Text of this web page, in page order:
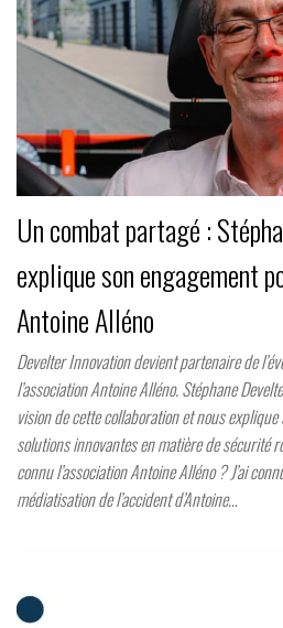
Un combat partagé :
explique son engagement
Antoine Alléno
Develter Innovation devient partenaire de
l’association Antoine Alléno. Stéphane
vision de cette collaboration et nous
solutions innovantes en matière de sécurité
connu l’association Antoine Alléno ? J’ai
médiatisation de l’accident d’Antoine…